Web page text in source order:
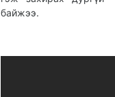
байжээ.